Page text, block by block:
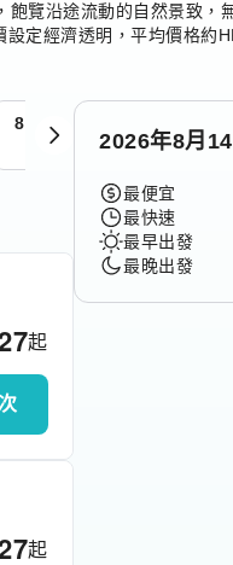
覽沿途流動的自然景致，
定經濟透明，平均價格約
8月15日
週六 週日
起
起
2026年8月
最便宜
最快速
最早出發
最晚出發